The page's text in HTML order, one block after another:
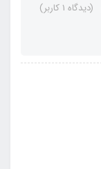
(دیدگاه 1 کاربر)